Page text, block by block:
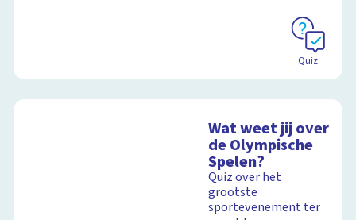
Quiz
Wat weet jij over
de Olympische
Spelen?
Quiz over het
grootste
sportevenement ter